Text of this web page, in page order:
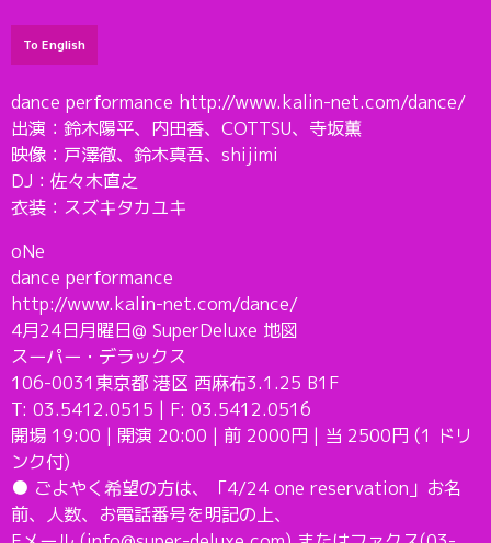
To English
dance performance http://www.kalin-net.com/dance/
出演：鈴木陽平、内田香、COTTSU、寺坂薫
映像：戸澤徹、鈴木真吾、shijimi
DJ：佐々木直之
衣装：スズキタカユキ
oNe
dance performance
http://www.kalin-net.com/dance/
4月24日月曜日@ SuperDeluxe 地図
スーパー・デラックス
106-0031東京都 港区 西麻布3.1.25 B1F
T: 03.5412.0515 | F: 03.5412.0516
開場 19:00 | 開演 20:00 | 前 2000円 | 当 2500円 (1 ドリ
ンク付)
● ごよやく希望の方は、「4/24 one reservation」お名
前、人数、お電話番号を明記の上、